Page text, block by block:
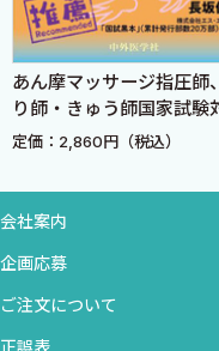
あん摩マッサージ指圧師
り師・きゅう師国家試験
ゆるゴロ経穴学
定価：2,860円（税込）
会社案内
企画応募
ご注文について